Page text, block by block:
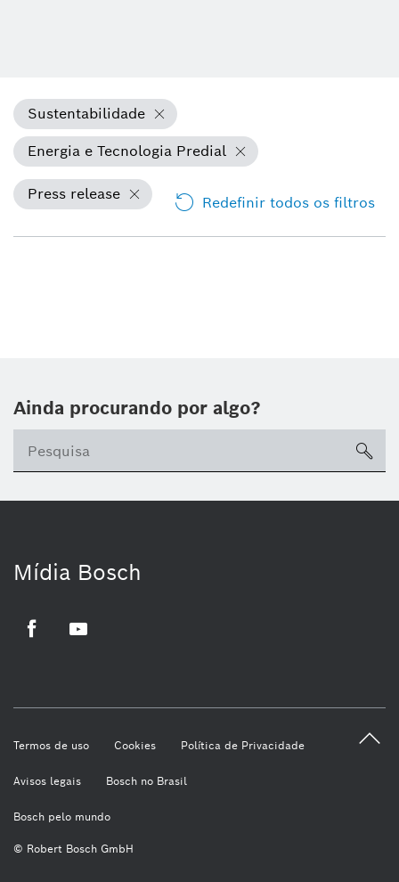
Sustentabilidade
Energia e Tecnologia Predial
Press release Redefinir todos os filtros
Ainda procurando por algo?
Mídia Bosch
© Robert Bosch GmbH
Termos de uso Cookies Política de Privacidade
Avisos legais Bosch no Brasil
Bosch pelo mundo